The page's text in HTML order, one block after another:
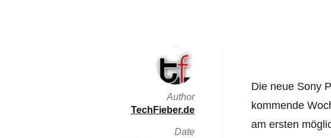
Die neue Sony
kommende
am ersten
Author
TechFieber.de
Date